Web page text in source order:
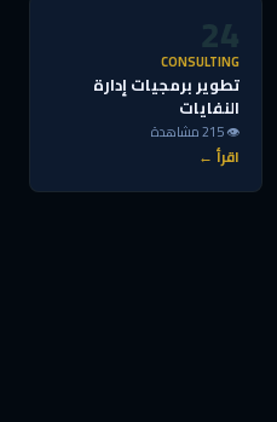
24
CONSULTING
تطوير برمجيات إدارة
النفايات
👁 215 مشاهدة
اقرأ ←